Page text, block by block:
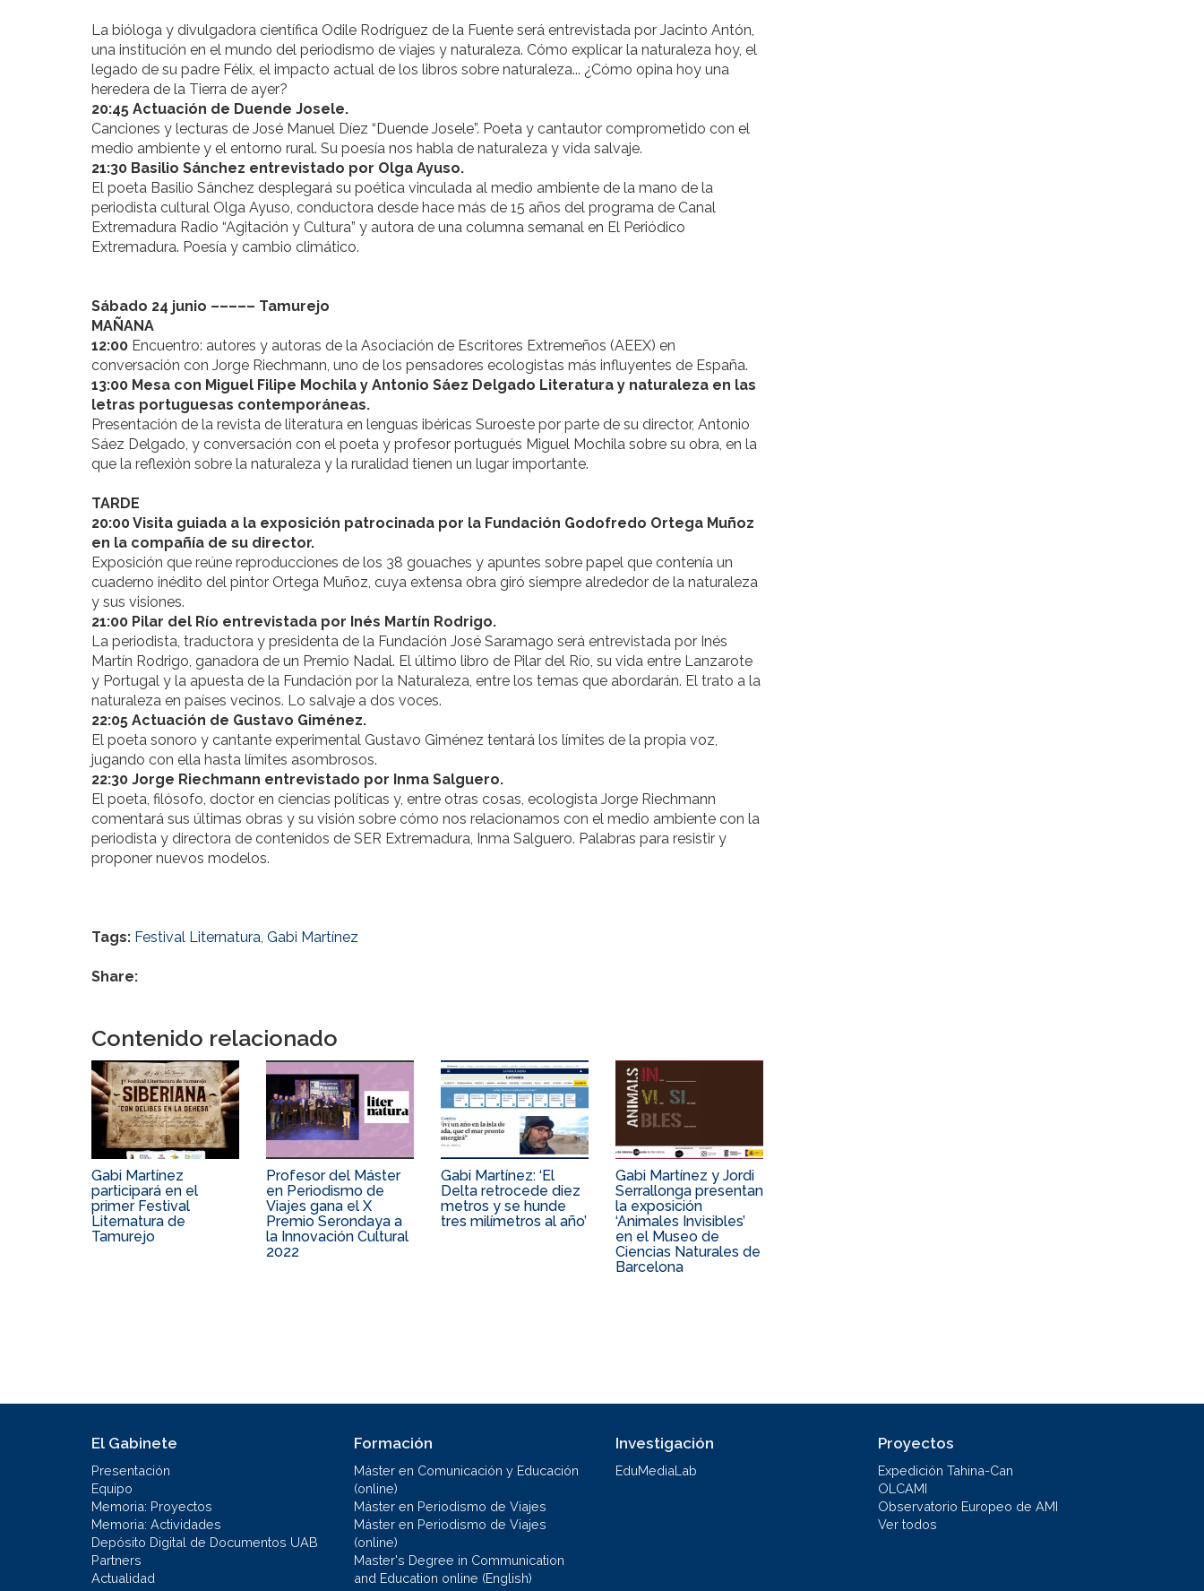
La bióloga y divulgadora científica Odile Rodríguez de la Fuente será entrevistada por Jacinto Antón,
una institución en el mundo del periodismo de viajes y naturaleza. Cómo explicar la naturaleza hoy, el
legado de su padre Félix, el impacto actual de los libros sobre naturaleza... ¿Cómo opina hoy una
heredera de la Tierra de ayer?
20:45 Actuación de Duende Josele.
Canciones y lecturas de José Manuel Díez “Duende Josele”. Poeta y cantautor comprometido con el
medio ambiente y el entorno rural. Su poesía nos habla de naturaleza y vida salvaje.
21:30 Basilio Sánchez entrevistado por Olga Ayuso.
El poeta Basilio Sánchez desplegará su poética vinculada al medio ambiente de la mano de la
periodista cultural Olga Ayuso, conductora desde hace más de 15 años del programa de Canal
Extremadura Radio “Agitación y Cultura” y autora de una columna semanal en El Periódico
Extremadura. Poesía y cambio climático.
Sábado 24 junio ––––– Tamurejo
MAÑANA
12:00 Encuentro: autores y autoras de la Asociación de Escritores Extremeños (AEEX) en
conversación con Jorge Riechmann, uno de los pensadores ecologistas más influyentes de España.
13:00 Mesa con Miguel Filipe Mochila y Antonio Sáez Delgado Literatura y naturaleza en las
letras portuguesas contemporáneas.
Presentación de la revista de literatura en lenguas ibéricas Suroeste por parte de su director, Antonio
Sáez Delgado, y conversación con el poeta y profesor portugués Miguel Mochila sobre su obra, en la
que la reflexión sobre la naturaleza y la ruralidad tienen un lugar importante.
TARDE
20:00 Visita guiada a la exposición patrocinada por la Fundación Godofredo Ortega Muñoz
en la compañía de su director.
Exposición que reúne reproducciones de los 38 gouaches y apuntes sobre papel que contenía un
cuaderno inédito del pintor Ortega Muñoz, cuya extensa obra giró siempre alrededor de la naturaleza
y sus visiones.
21:00 Pilar del Río entrevistada por Inés Martín Rodrigo.
La periodista, traductora y presidenta de la Fundación José Saramago será entrevistada por Inés
Martín Rodrigo, ganadora de un Premio Nadal. El último libro de Pilar del Río, su vida entre Lanzarote
y Portugal y la apuesta de la Fundación por la Naturaleza, entre los temas que abordarán. El trato a la
naturaleza en países vecinos. Lo salvaje a dos voces.
22:05 Actuación de Gustavo Giménez.
El poeta sonoro y cantante experimental Gustavo Giménez tentará los límites de la propia voz,
jugando con ella hasta límites asombrosos.
22:30 Jorge Riechmann entrevistado por Inma Salguero.
El poeta, filósofo, doctor en ciencias políticas y, entre otras cosas, ecologista Jorge Riechmann
comentará sus últimas obras y su visión sobre cómo nos relacionamos con el medio ambiente con la
periodista y directora de contenidos de SER Extremadura, Inma Salguero. Palabras para resistir y
proponer nuevos modelos.
Tags: Festival Liternatura, Gabi Martínez
Share:
Contenido relacionado
Gabi Martínez
participará en el
primer Festival
Liternatura de
Tamurejo
Profesor del Máster
en Periodismo de
Viajes gana el X
Premio Serondaya a
la Innovación Cultural
2022
Gabi Martínez: ‘El
Delta retrocede diez
metros y se hunde
tres milímetros al año’
Gabi Martínez y Jordi
Serrallonga presentan
la exposición
‘Animales Invisibles’
en el Museo de
Ciencias Naturales de
Barcelona
El Gabinete
Presentación
Equipo
Memoria: Proyectos
Memoria: Actividades
Depósito Digital de Documentos UAB
Partners
Actualidad
Formación
Máster en Comunicación y Educación
(online)
Máster en Periodismo de Viajes
Máster en Periodismo de Viajes
(online)
Master's Degree in Communication
and Education online (English)
Investigación
EduMediaLab
Proyectos
Expedición Tahina-Can
OLCAMI
Observatorio Europeo de AMI
Ver todos